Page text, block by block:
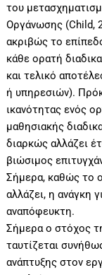
του
Οργάνωσης (Child,
ακριβώς το
κάθε ορατή
και τελικό
ή υπηρεσιών).
ικανότητας ενός
μαθησιακής
διαρκώς αλλάζει
βιώσιμος
Σήμερα, καθώς το
αλλάζει, η ανάγκη
αναπόφευκτη.
Σήμερα ο στόχος
ταυτίζεται
ανάπτυξης στον